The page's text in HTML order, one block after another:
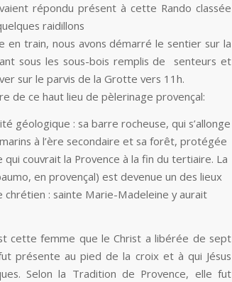
répondu présent à cette Rando classée
raidillons
en train, nous avons démarré le sentier sur la
sous les sous-bois remplis de senteurs et
sur le parvis de la Grotte vers 11h.
de ce haut lieu de pèlerinage provençal:
géologique : sa barre rocheuse, qui s’allonge
à l’ère secondaire et sa forêt, protégée
couvrait la Provence à la fin du tertiaire. La
en provençal) est devenue un des lieux
chrétien : sainte Marie-Madeleine y aurait
cette femme que le Christ a libérée de sept
présente au pied de la croix et à qui Jésus
Selon la Tradition de Provence, elle fut